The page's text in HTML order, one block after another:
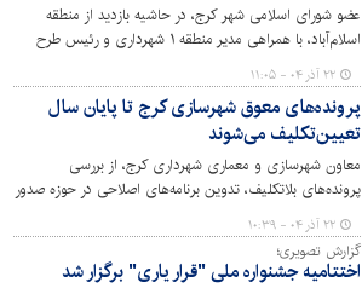
عضو شورای اسلامی شهر کرج، در حاشیه بازدید از منطقه
اسلام‌آباد، با همراهی مدیر منطقه ۱ شهرداری و رئیس طرح
ساماندهی تپه مرادآب، اظهار کرد: رسیدگی به مطالبات مردم
این محدوده به‌ویژه در حوزه‌های روشنایی معابر، نصب پایه و
چراغ‌ها و بهسازی و آسفالت مسیرها در اولویت مدیریت
شهری قرار دارد.
۲۲ آذر ۰۴ - ۱۱:۰۵
پرونده‌های معوق شهرسازی کرج تا پایان سال
تعیین‌تکلیف می‌شوند
معاون شهرسازی و معماری شهرداری کرج، از بررسی
پرونده‌های بلاتکلیف، تدوین برنامه‌های اصلاحی در حوزه صدور
پروانه، اجرای مقررات جدید و افزایش نظارت بر
ساخت‌وسازهای حریم شهر در جلسه شورای معاونین
شهرسازی مناطق خبر داد.
۲۲ آذر ۰۴ - ۱۰:۳۹
گزارش تصویری؛
اختتامیه جشنواره ملی "قرار یاری" برگزار شد